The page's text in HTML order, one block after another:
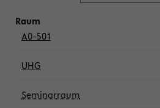
A0-501
UHG
Seminarraum